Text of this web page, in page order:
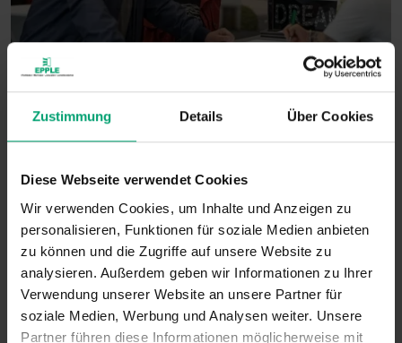
Zustimmung Details Über Cookies
Diese Webseite verwendet Cookies
Wir verwenden Cookies, um Inhalte und Anzeigen zu
personalisieren, Funktionen für soziale Medien anbieten
zu können und die Zugriffe auf unsere Website zu
analysieren. Außerdem geben wir Informationen zu Ihrer
Verwendung unserer Website an unsere Partner für
soziale Medien, Werbung und Analysen weiter. Unsere
Partner führen diese Informationen möglicherweise mit
Allgemein
Mehr lesen